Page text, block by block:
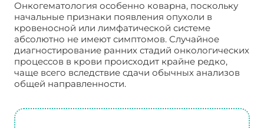
Онкогематология особенно коварна, поскольку
начальные признаки появления опухоли в
кровеносной или лимфатической системе
абсолютно не имеют симптомов. Случайное
диагностирование ранних стадий онкологических
процессов в крови происходит крайне редко,
чаще всего вследствие сдачи обычных анализов
общей направленности.